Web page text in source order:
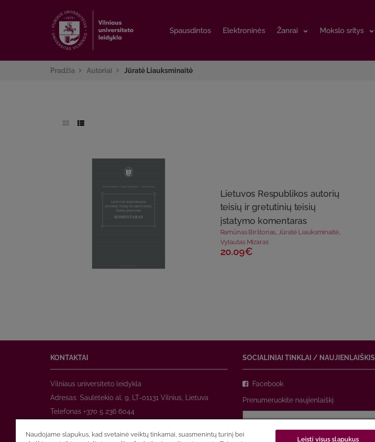
Spausdintos Elektroninės Žanrai Mokslo sritys
Spausdintos Elektroninės Žanrai Mokslo sritys
Pradžia Autoriai Jūratė Liauksminaitė
Lietuvos Respublikos autorių
teisių ir gretutinių teisių
įstatymo komentaras
Ramūnas Birštonas,Jūratė Liauksminaitė,
Vytautas Mizaras
20.09€
KONTAKTAI
Vilniaus universiteto leidykla
Adresas: Saulėtekio al. 9, LT-01131 Vilnius, Lietuva
Telefonas +370 5 236 6044
El. paštasprekyba@leidykla.vu.lt
SOCIALINIAI TINKLAI / NAUJIENLAIŠKIS
Facebook
Prenumeruokite naujienlaiškį
Naudojame slapukus, kad svetainė veiktų tinkamai, suasmenintų turinį bei
Leisti visus slapukus